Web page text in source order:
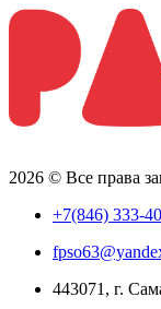
2026 © Все права
+7(846) 333-
443071, г.